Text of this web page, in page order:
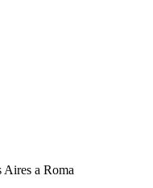
Aires a Roma